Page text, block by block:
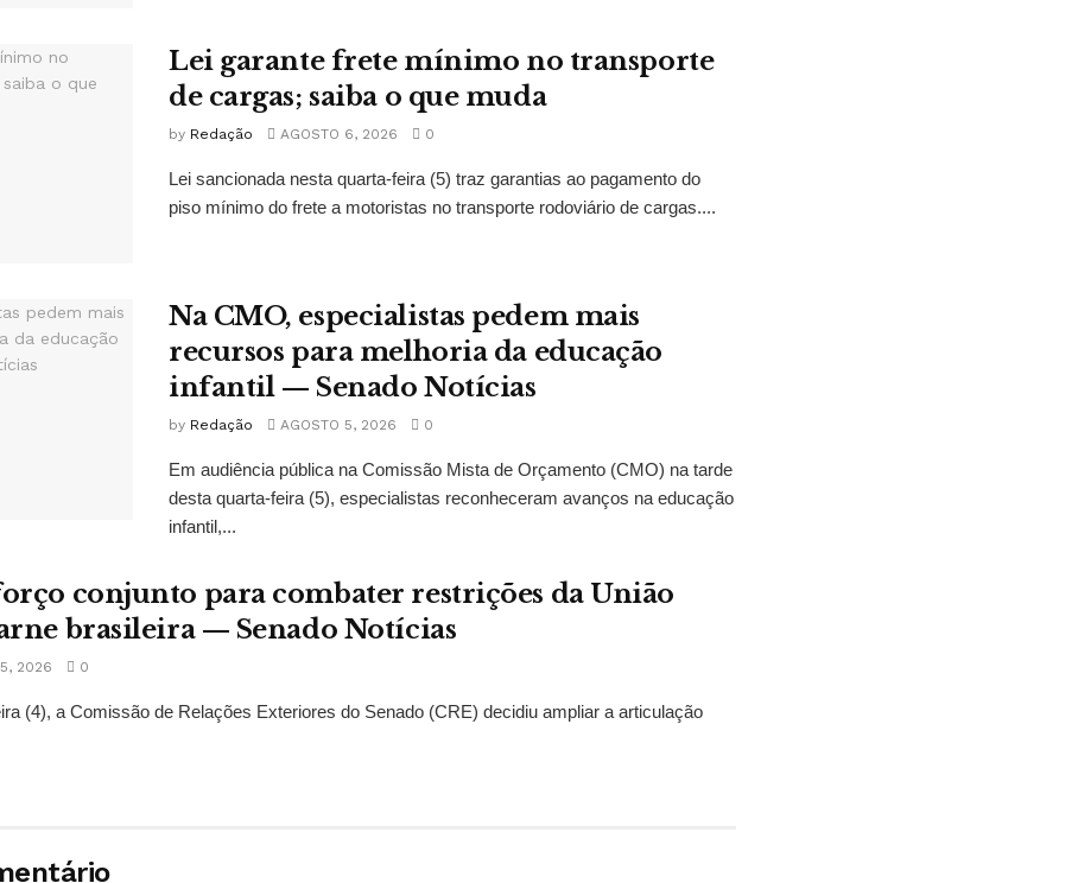
Lei garante frete mínimo no transporte
de cargas; saiba o que muda
by Redação AGOSTO 6, 2026 0
Lei sancionada nesta quarta-feira (5) traz garantias ao pagamento do
piso mínimo do frete a motoristas no transporte rodoviário de cargas....
Na CMO, especialistas pedem mais
recursos para melhoria da educação
infantil — Senado Notícias
by Redação AGOSTO 5, 2026 0
Em audiência pública na Comissão Mista de Orçamento (CMO) na tarde
desta quarta-feira (5), especialistas reconheceram avanços na educação
infantil,...
conjunto para combater restrições da União
brasileira — Senado Notícias
2026 0
(4), a Comissão de Relações Exteriores do Senado (CRE) decidiu ampliar a articulação